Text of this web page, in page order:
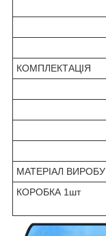
КОМПЛЕКТАЦІЯ
МАТЕРІАЛ ВИРОБУ
КОРОБКА 1шт